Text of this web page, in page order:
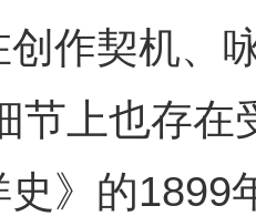
作契机、
节上也存
》的1899